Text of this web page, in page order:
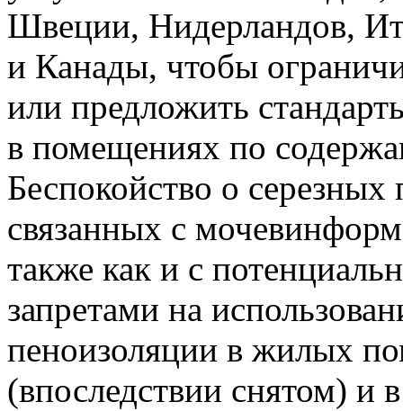
Швеции, Нидерландов,
и Канады, чтобы
или предложить
в помещениях по
Беспокойство о серезных
связанных с
также как и с
запретами на
пеноизоляции в жилых
(впоследствии снятом) и